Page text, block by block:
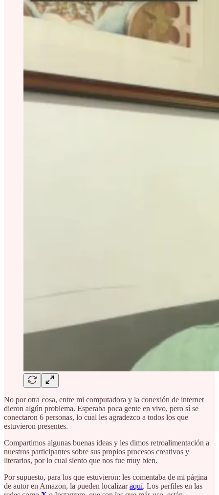
No por otra cosa, entre mi computadora y la conexión de internet
dieron algún problema. Esperaba poca gente en vivo, pero sí se
conectaron 6 personas, lo cual les agradezco a todos los que
estuvieron presentes.
Compartimos algunas buenas ideas y les dimos retroalimentación a
nuestros participantes sobre sus propios procesos creativos y
literarios, por lo cual siento que nos fue muy bien.
Por supuesto, para los que estuvieron: les comentaba de mi página
de autor en Amazon, la pueden localizaraquí. Los perfiles en las